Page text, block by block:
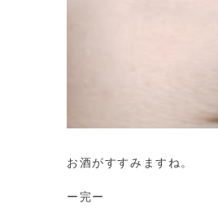
お酒がすすみますね。
ー完ー